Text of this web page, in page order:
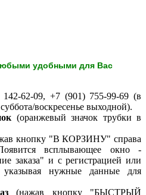
удобными для Вас
62-09, +7 (901) 755-99-69 (в
воскресенье выходной).
(оранжевый значок трубки в
кнопку "В КОРЗИНУ" справа
всплывающее окно -
заказа" и с регистрацией или
нужные данные для
(нажав кнопку "БЫСТРЫЙ